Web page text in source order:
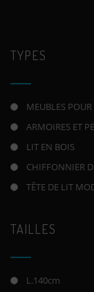
TYPES
MEUBLES
ARMOIRES ET
LIT EN BOIS
CHIFFONNIER
TÊTE DE LIT
TAILLES
L.140cm